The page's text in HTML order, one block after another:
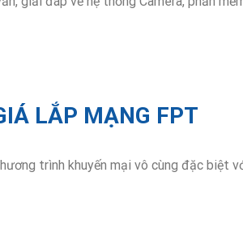
LẮP MẠNG FPT
trình khuyến mại vô cùng đặc biệt